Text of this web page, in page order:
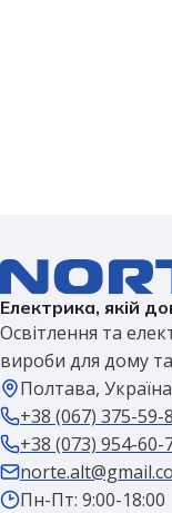
Електрика, якій
Освітлення та
вироби для дому та
Полтава, Україна
+38 (067) 375-59-
+38 (073) 954-60-
Пн-Пт: 9:00-18:00